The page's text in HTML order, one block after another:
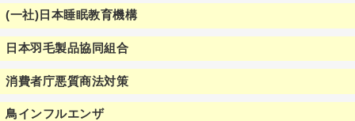
(一社)日本睡眠教育機構
日本羽毛製品協同組合
消費者庁悪質商法対策
鳥インフルエンザ